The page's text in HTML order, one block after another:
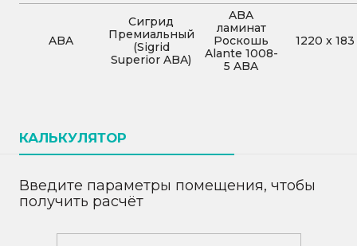
ABA
Сигрид
Премиальный
(Sigrid
Superior ABA)
ABA
ламинат
Роскошь
Alante 1008-
5 ABA
1220 x183
КАЛЬКУЛЯТОР
Введите параметры помещения, чтобы
получить расчёт